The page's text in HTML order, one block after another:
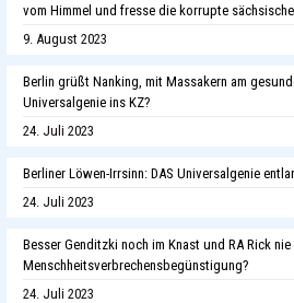
vom Himmel und fresse die korrupte
9. August 2023
Berlin grüßt Nanking, mit Massakern am
Universalgenie ins KZ?
24. Juli 2023
Berliner Löwen-Irrsinn: DAS Universalgenie
24. Juli 2023
Besser Genditzki noch im Knast und RA Rick
Menschheitsverbrechensbegünstigung?
24. Juli 2023